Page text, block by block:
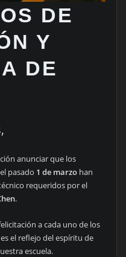
DE
Y
DE
anunciar que los
pasado 1 de marzohan
requeridos por el
.
a cada uno de los
el reflejo del espíritu de
escuela.